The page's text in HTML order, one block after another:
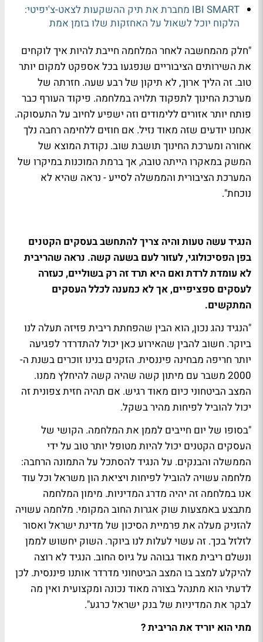
IBI SMART מחברת את תיק ההשקעות לצאט-צ'יפיטי:
הלקוח יוכל לשאול על האחזקות שלו בזמן אמת
"חלק מהמחשבה לאחר המלחמה חייבת להיות איך לוקחים
את השירותים הציבוריים שנפגעו בכל אספקט למקום יותר
טוב. זה הליך ארוך, לא תיקון של רבע שעה. חזרתה של
מערכת החינוך לתפקוד תלויה במלחמה. פיקוד העורף כבר
פותח יותר אזורים ללימודים וזה ישפיע לחיוב על התעסוקה.
אנחנו יודעים שזה מאוד נזיל. אם חוזים ללחימה רחבה נלך
אחורה ומערכת החינוך תושבת שוב. נקודת המוצא של
המשק במאקרו הייתה טובה, אך ברמת המוכנות במיקרו של
המערכת הציבורית והממשלה לסייע - נראה שהיא לא
נוכחת".
הנגיד עשה טעות והיה צריך להתחשב בעסקים הקטנים
בפן הפסיכולוגי, לעזור לעם בשעה קשה. נראה שהריבית
לא עומדת לרדת ואם היא תרד זה רק בשוליים, כעזרה
לעסקים ספציפיים, אך לא כמענה לכלל העסקים
המתקשים.
"הנגיד נהג נכון, הוא הבין שהפחתת ריבית פזיזה תעלה לנו
ביוקר. חשוב להבין שהאירוע כאן יכול להתדרדר לפגיעה
יותר חריפה מבחינה פיננסית. הזקנים בנינו זוכרים בשנת ה-
2000 משבר עם מיתון קשה שהיה קשה להיחלץ ממנו.
המצב הביטחוני כיום מאוד רגיש. אם תהיה חזית צפונית זה
יכול להוביל לפיחות מהיר בשקל.
"בסופו של יום חייבים לממן את המלחמה. הקושי של
העסקים הקטנים יכול להיות מטופל יותר טוב על ידי
הממשלה והבנקים. על הנגיד להסתכל על התמונה הרחבה:
מלחמה עשויה להוביל לפיחות ויציאת הון משראל וכל עוד
אנו במלחמה זה יהיה מדרג המדיניות. מימון המלחמה
מתבצע באמצעות שוק אגרות החוב המקומי. מלחמה עשויה
להזניק מעלה את פרמיית הסיכון של מדינת ישראל ואסור
לזלזל בכך. זה עשוי לעלות לנו ביוקר. השוק יחשוש לממן
ונשלם ריבית מאוד גבוהה על גיוס החוב. הנגיד לא רוצה
להיקלע למצב בו המצב הביטחוני מדרדר אותנו פיננסית. לכן
לדעתי הוא מתנהל בצורה מאוד נכונה ומקצועית ואין מה
לבקר את המדיניות של בנק ישראל כרגע".
מתי הוא יוריד את הריבית ?